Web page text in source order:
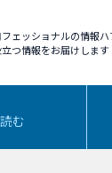
ェッショナルの情報ハ
つ情報をお届けします
む